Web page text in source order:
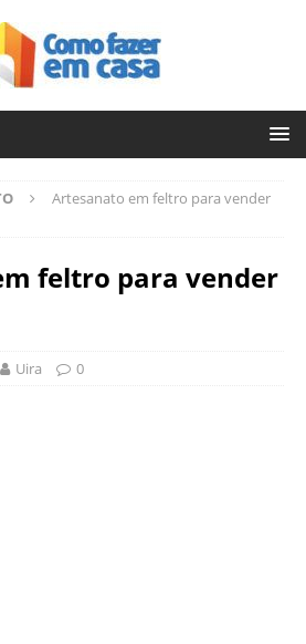
Artesanato em feltro para vender
feltro para vender
Uira 0